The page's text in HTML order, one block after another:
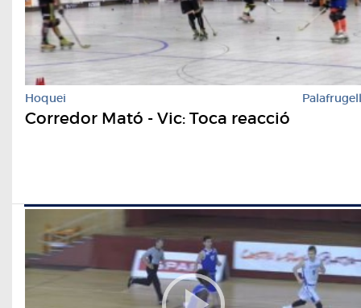
Hoquei Palafrugell
Corredor Mató - Vic: Toca reacció